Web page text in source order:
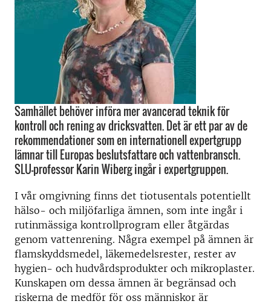
Samhället behöver införa mer avancerad teknik för
kontroll och rening av dricksvatten. Det är ett par av de
rekommendationer som en internationell expertgrupp
lämnar till Europas beslutsfattare och vattenbransch.
SLU-professor Karin Wiberg ingår i expertgruppen.
I vår omgivning finns det tiotusentals potentiellt
hälso- och miljöfarliga ämnen, som inte ingår i
rutinmässiga kontrollprogram eller åtgärdas
genom vattenrening. Några exempel på ämnen är
flamskyddsmedel, läkemedelsrester, rester av
hygien- och hudvårdsprodukter och mikroplaster.
Kunskapen om dessa ämnen är begränsad och
riskerna de medför för oss människor är